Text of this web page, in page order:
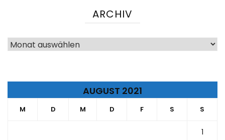
ARCHIV
Archiv
AUGUST 2021
M D M D F S S
1